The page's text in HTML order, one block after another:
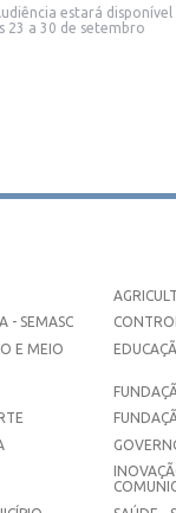
estará
23 a 30 de setembro
- SEMASC
E MEIO